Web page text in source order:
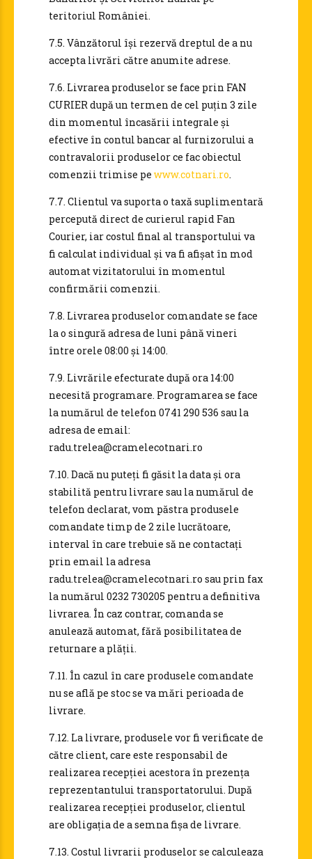
teritoriul României.
7.5. Vânzătorul își rezervă dreptul de a nu
accepta livrări către anumite adrese.
7.6. Livrarea produselor se face prin FAN
CURIER după un termen de cel puțin 3 zile
din momentul încasării integrale și
efective în contul bancar al furnizorului a
contravalorii produselor ce fac obiectul
comenzii trimise pe www.cotnari.ro.
7.7. Clientul va suporta o taxă suplimentară
percepută direct de curierul rapid Fan
Courier, iar costul final al transportului va
fi calculat individual și va fi afișat în mod
automat vizitatorului în momentul
confirmării comenzii.
7.8. Livrarea produselor comandate se face
la o singură adresa de luni până vineri
între orele 08:00 şi 14:00.
7.9. Livrările efecturate după ora 14:00
necesită programare. Programarea se face
la numărul de telefon 0741 290 536 sau la
adresa de email:
radu.trelea@cramelecotnari.ro
7.10. Dacă nu puteți fi găsit la data și ora
stabilită pentru livrare sau la numărul de
telefon declarat, vom păstra produsele
comandate timp de 2 zile lucrătoare,
interval în care trebuie să ne contactați
prin email la adresa
radu.trelea@cramelecotnari.ro sau prin fax
la numărul 0232 730205 pentru a definitiva
livrarea. În caz contrar, comanda se
anulează automat, fără posibilitatea de
returnare a plății.
7.11. În cazul în care produsele comandate
nu se află pe stoc se va mări perioada de
livrare.
7.12. La livrare, produsele vor fi verificate de
către client, care este responsabil de
realizarea recepției acestora în prezența
reprezentantului transportatorului. După
realizarea recepției produselor, clientul
are obligația de a semna fișa de livrare.
7.13. Costul livrarii produselor se calculeaza